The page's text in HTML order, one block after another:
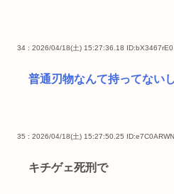
34 : 2026/04/18(土) 15:27:36.18 ID:bX3467rE0
普通刃物なんて持ってないし
35 : 2026/04/18(土) 15:27:50.25
キチゲェ死刑で